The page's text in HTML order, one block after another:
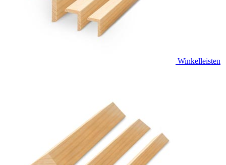
Winkelleisten